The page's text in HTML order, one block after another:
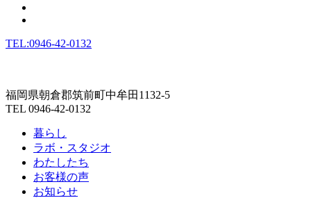
TEL:0946-42-0132
福岡県朝倉郡筑前町中牟田1132-5
TEL 0946-42-0132
暮らし
ラボ・スタジオ
わたしたち
お客様の声
お知らせ